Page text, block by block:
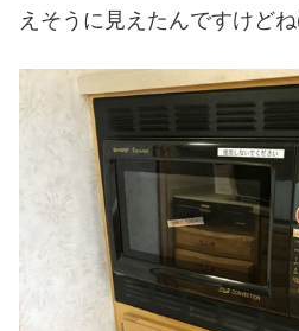
えそうに見えたんですけど